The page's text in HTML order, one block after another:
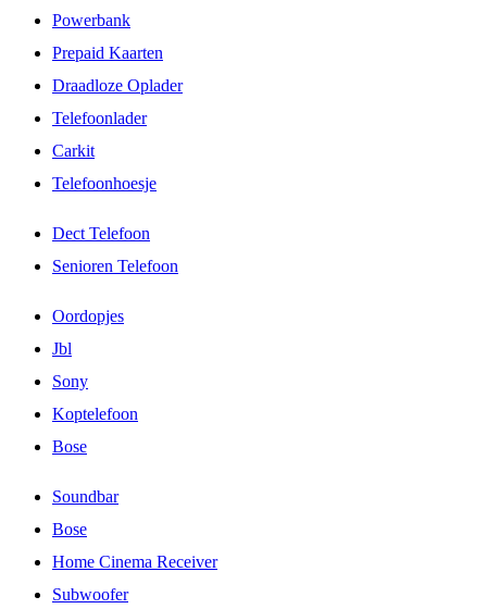
Powerbank
Prepaid Kaarten
Draadloze Oplader
Telefoonlader
Carkit
Telefoonhoesje
Dect Telefoon
Senioren Telefoon
Oordopjes
Jbl
Sony
Koptelefoon
Bose
Soundbar
Bose
Home Cinema Receiver
Subwoofer